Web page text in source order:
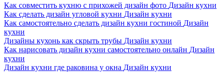
Как совместить кухню с прихожей дизайн фото Дизайн кухни
Как сделать дизайн угловой кухни Дизайн кухни
Как самостоятельно сделать дизайн кухни гостиной Дизайн
кухни
Дизайны кухонь как скрыть трубы Дизайн кухни
Как нарисовать дизайн кухни самостоятельно онлайн Дизайн
кухни
Дизайн кухни где раковина у окна Дизайн кухни